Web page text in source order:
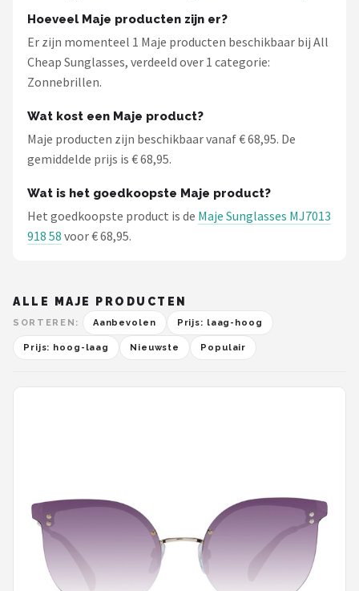
Hoeveel Maje producten zijn er?
Er zijn momenteel 1 Maje producten beschikbaar bij All
Cheap Sunglasses, verdeeld over 1 categorie:
Zonnebrillen.
Wat kost een Maje product?
Maje producten zijn beschikbaar vanaf € 68,95. De
gemiddelde prijs is € 68,95.
Wat is het goedkoopste Maje product?
Het goedkoopste product is de Maje Sunglasses MJ7013
918 58 voor € 68,95.
ALLE MAJE PRODUCTEN
SORTEREN: Aanbevolen Prijs: laag-hoog
Prijs: hoog-laag Nieuwste Populair